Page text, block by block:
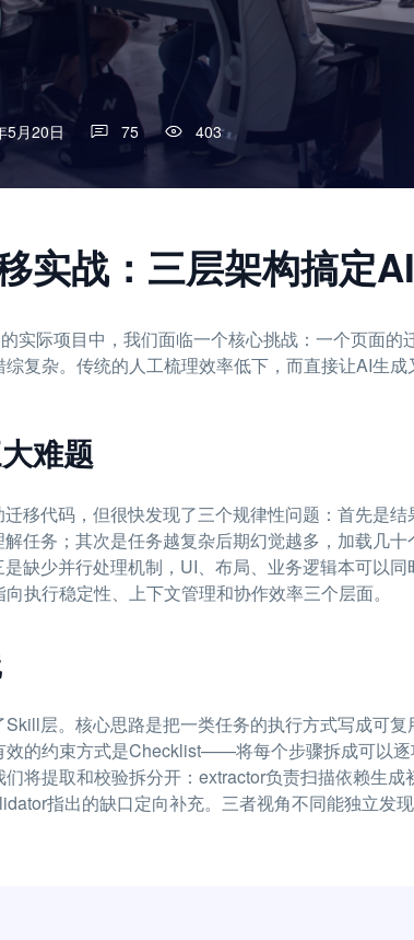
5月20日 75 403
实战：三层架构搞定
实际项目中，我们面临一个核心挑战：一个页面的
复杂。传统的人工梳理效率低下，而直接让AI生
难题
移代码，但很快发现了三个规律性问题：首先是
任务；其次是任务越复杂后期幻觉越多，加载几
缺少并行处理机制，UI、布局、业务逻辑本可以
执行稳定性、上下文管理和协作效率三个层面。
层。核心思路是把一类任务的执行方式写成可
效的约束方式是Checklist——将每个步骤拆成可以
将提取和校验拆分开：extractor负责扫描依赖生
指出的缺口定向补充。三者视角不同能独立发